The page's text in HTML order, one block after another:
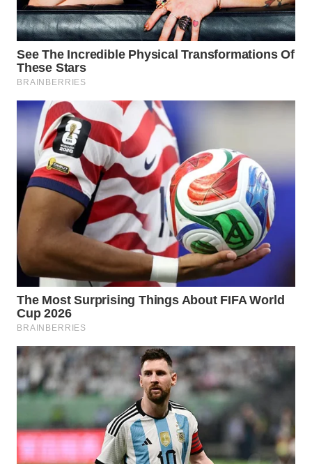
KEPULAUAN
SERIBU
WN
TANGERANG
WN
BINJAI
WN
CIREBON
INDRAMAYU
KUNINGAN
WN
MAJALENGKA
WN
SUBANG
WN
SUKABUMI